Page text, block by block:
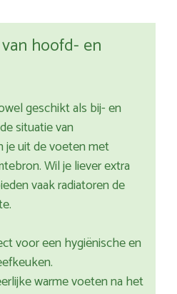
hoofd- en
geschikt als bij- en
situatie van
je uit de voeten met
Wil je liever extra
vaak radiatoren de
voor een hygiënische en
warme voeten na het